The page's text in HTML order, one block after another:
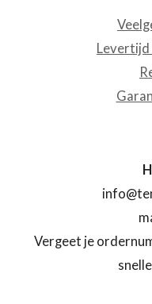
Levertijd
Vergeet je